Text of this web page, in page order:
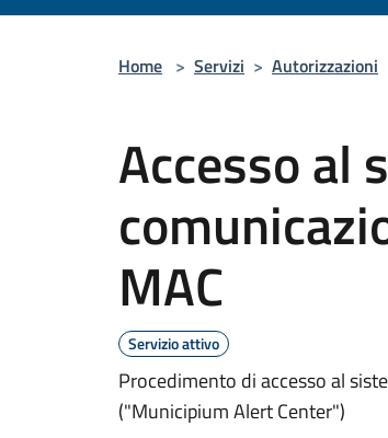
Home > Servizi > Autorizzazioni
Accesso al
MAC
Servizio attivo
Procedimento di accesso al
("Municipium Alert Center")